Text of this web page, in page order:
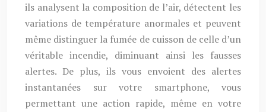
ils analysent la composition de l’air, détectent les
variations de température anormales et peuvent
même distinguer la fumée de cuisson de celle d’un
véritable incendie, diminuant ainsi les fausses
alertes. De plus, ils vous envoient des alertes
instantanées sur votre smartphone, vous
permettant une action rapide, même en votre